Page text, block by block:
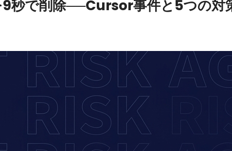
秒で削除──Cursor事件と5つの対